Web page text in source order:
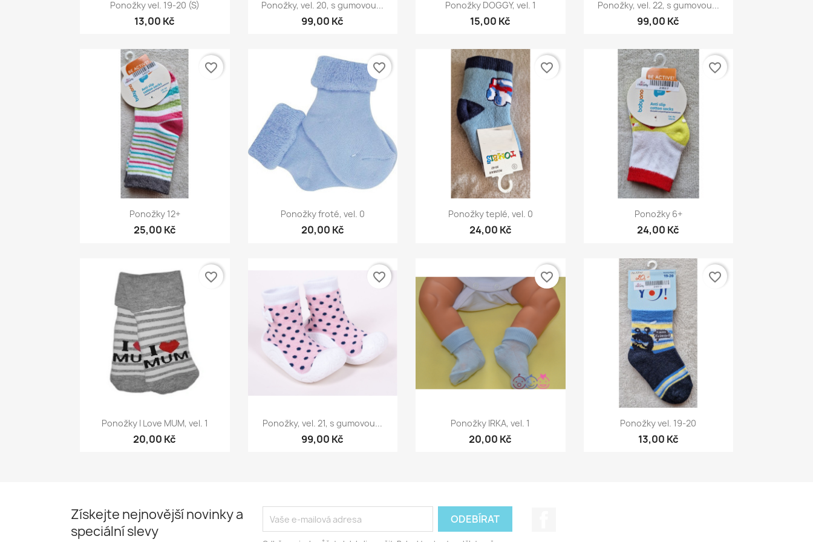
Ponožky vel. 19-20 (S)
13,00 Kč
Ponožky, vel. 20, s gumovou...
99,00 Kč
Ponožky DOGGY, vel. 1
15,00 Kč
Ponožky, vel. 22, s gumovou...
99,00 Kč
Rychlý náhled
Ponožky 12+
25,00 Kč
favorite_border
Rychlý náhled
Ponožky froté, vel. 0
20,00 Kč
favorite_border
Rychlý náhled
Ponožky teplé, vel. 0
24,00 Kč
favorite_border
Rychlý náhled
Ponožky 6+
24,00 Kč
favorite_border
Rychlý náhled
Ponožky I Love MUM, vel. 1
20,00 Kč
favorite_border
Rychlý náhled
Ponožky, vel. 21, s gumovou...
99,00 Kč
favorite_border
Rychlý náhled
Ponožky IRKA, vel. 1
20,00 Kč
favorite_border
Rychlý náhled
Ponožky vel. 19-20
13,00 Kč
favorite_border
Získejte nejnovější novinky a
speciální slevy